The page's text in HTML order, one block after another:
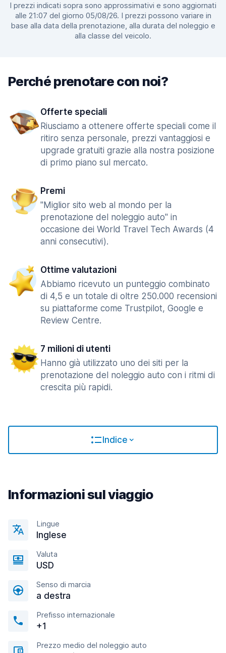
I prezzi indicati sopra sono approssimativi e sono aggiornati
alle 21:07 del giorno 05/08/26. I prezzi possono variare in
base alla data della prenotazione, alla durata del noleggio e
alla classe del veicolo.
Perché prenotare con noi?
Offerte speciali
Riusciamo a ottenere offerte speciali come il
ritiro senza personale, prezzi vantaggiosi e
upgrade gratuiti grazie alla nostra posizione
di primo piano sul mercato.
Premi
"Miglior sito web al mondo per la
prenotazione del noleggio auto" in
occasione dei World Travel Tech Awards (4
anni consecutivi).
Ottime valutazioni
Abbiamo ricevuto un punteggio combinato
di 4,5 e un totale di oltre 250.000 recensioni
su piattaforme come Trustpilot, Google e
Review Centre.
7 milioni di utenti
Hanno già utilizzato uno dei siti per la
prenotazione del noleggio auto con i ritmi di
crescita più rapidi.
Indice
Informazioni sul viaggio
Lingue
Inglese
Valuta
USD
Senso di marcia
a destra
Prefisso internazionale
+1
Prezzo medio del noleggio auto